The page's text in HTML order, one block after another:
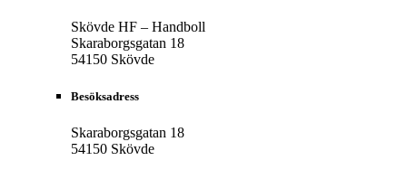
Skövde HF – Handboll
Skaraborgsgatan 18
54150 Skövde
Besöksadress
Skaraborgsgatan 18
54150 Skövde